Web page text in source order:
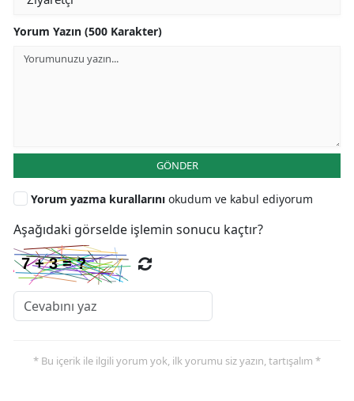
Yorum Yazın (500 Karakter)
GÖNDER
Yorum yazma kurallarını okudum ve kabul ediyorum
Aşağıdaki görselde işlemin sonucu kaçtır?
* Bu içerik ile ilgili yorum yok, ilk yorumu siz yazın, tartışalım *